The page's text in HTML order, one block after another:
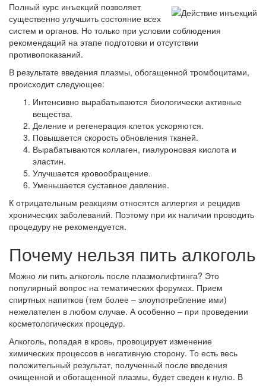
Полный курс инъекций позволяет
существенно улучшить состояние всех
систем и органов. Но только при условии соблюдения
рекомендаций на этапе подготовки и отсутствии
противопоказаний.
В результате введения плазмы, обогащенной тромбоцитами,
происходит следующее:
Интенсивно вырабатываются биологически активные
вещества.
Деление и регенерация клеток ускоряются.
Повышается скорость обновления тканей.
Вырабатываются коллаген, гиалуроновая кислота и
эластин.
Улучшается кровообращение.
Уменьшается суставное давление.
К отрицательным реакциям относятся аллергия и рецидив
хронических заболеваний. Поэтому при их наличии проводить
процедуру не рекомендуется.
Почему нельзя пить алкоголь
Можно ли пить алкоголь после плазмолифтинга? Это
популярный вопрос на тематических форумах. Прием
спиртных напитков (тем более – злоупотребление ими)
нежелателен в любом случае. А особенно – при проведении
косметологических процедур.
Алкоголь, попадая в кровь, провоцирует изменение
химических процессов в негативную сторону. То есть весь
положительный результат, полученный после введения
очищенной и обогащенной плазмы, будет сведен к нулю. В